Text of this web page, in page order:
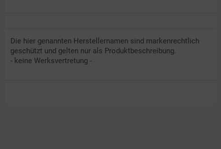
Die hier genannten Herstellernamen sind markenrechtlich
geschützt und gelten nur als Produktbeschreibung.
- keine Werksvertretung -